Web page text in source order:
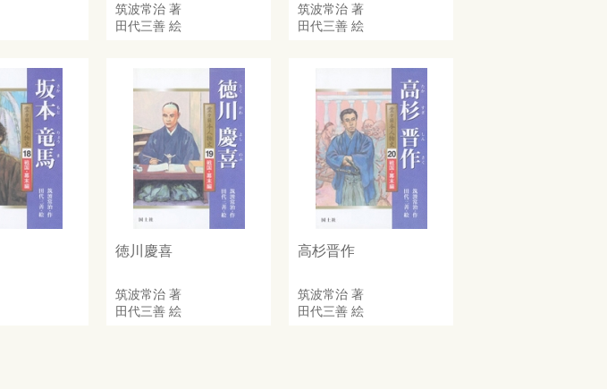
筑波常治 著
田代三善 絵
筑波常治 著
田代三善 絵
徳川慶喜
筑波常治 著
田代三善 絵
高杉晋作
筑波常治 著
田代三善 絵